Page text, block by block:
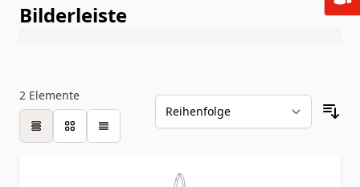
Bilderleiste
2 Elemente
Tabelle